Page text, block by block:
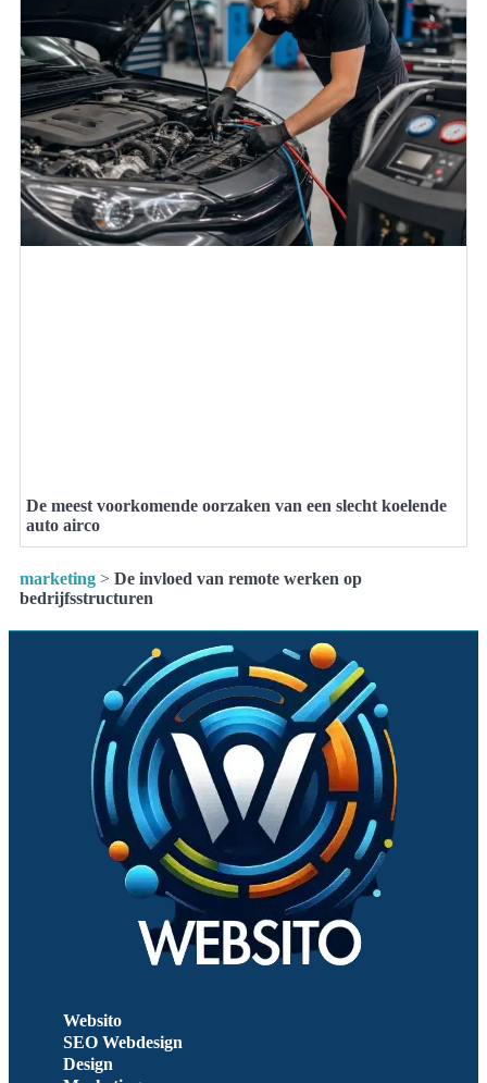
De meest voorkomende oorzaken van een slecht koelende
auto airco
marketing > De invloed van remote werken op
bedrijfsstructuren
Websito
SEO Webdesign
Design